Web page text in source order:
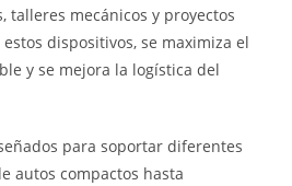
talleres mecánicos y proyectos
dispositivos, se maximiza el
y se mejora la logística del
para soportar diferentes
autos compactos hasta